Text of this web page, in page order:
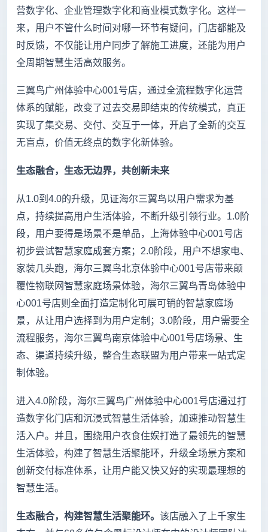
营数字化、企业管理数字化和商业模式数字化。这样一
来，用户不管什么时间对哪一环节有疑问，门店都能及
时反馈，不仅能让用户同步了解施工进度，还能为用户
全周期智慧生活高效服务。
三翼鸟广州体验中心001号店，通过全流程数字化运营
体系的赋能，改变了过去交易即结束的传统模式，真正
实现了集交易、交付、交互于一体，开启了全新的交互
无盲点，价值无终点的数字化新体验。
生态融合，生态无边界，共创新未来
从1.0到4.0的升级，见证海尔三翼鸟以用户需求为基
点，持续提高用户生活体验，不断升级引领行业。1.0阶
段，用户要得是场景不是单品，上海体验中心001号店
初步尝试智慧家庭成套方案；2.0阶段，用户不想家电、
家装几头跑，海尔三翼鸟北京体验中心001号店带来颠
覆性物联网智慧家庭场景体验，海尔三翼鸟青岛体验中
心001号店则全面打造定制化可展可销的智慧家庭场
景，从让用户选择到为用户定制；3.0阶段，用户需要全
流程服务，海尔三翼鸟南京体验中心001号店场景、生
态、渠道持续升级，整合生态联盟为用户带来一站式定
制体验。
进入4.0阶段，海尔三翼鸟广州体验中心001号店通过打
造数字化门店和沉浸式智慧生活体验，加速推动智慧生
活入户。并且，围绕用户衣食住娱打造了最领先的智慧
生活体验，构建了智慧生活聚能环，升级全场景方案和
创新交付标准体系，让用户能又快又好的实现最理想的
智慧生活。
生态融合，构建智慧生活聚能环。 该店融入了上千家生